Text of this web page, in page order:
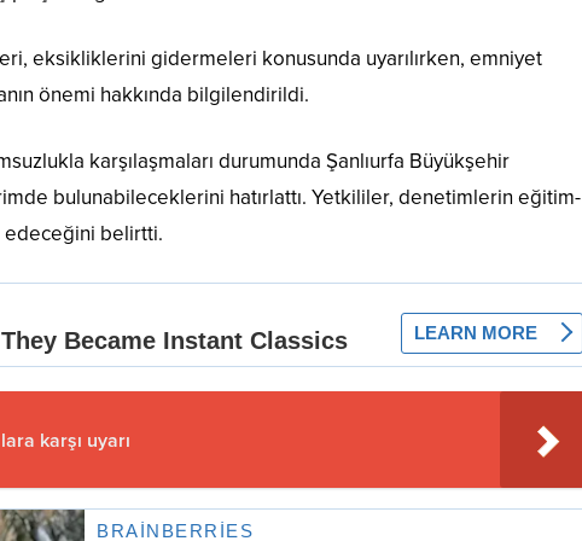
eksikliklerini gidermeleri konusunda uyarılırken, emniyet
önemi hakkında bilgilendirildi.
karşılaşmaları durumunda Şanlıurfa Büyükşehir
bulunabileceklerini hatırlattı. Yetkililer, denetimlerin eğitim-
edeceğini belirtti.
karşı uyarı